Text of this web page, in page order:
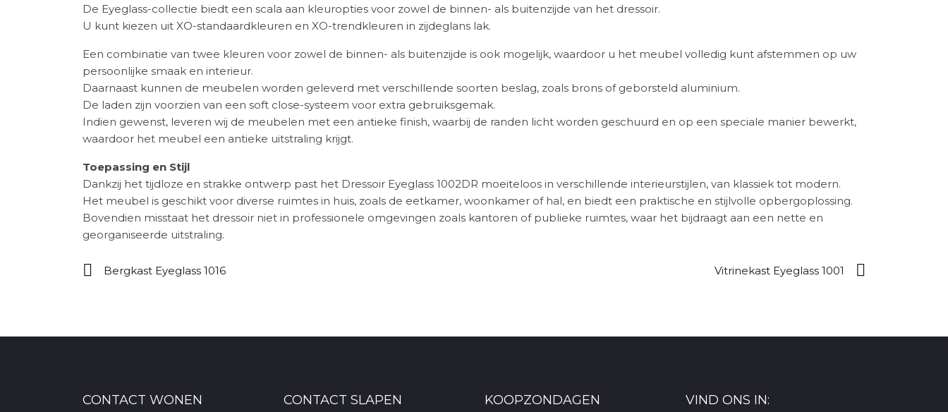
De Eyeglass-collectie biedt een scala aan kleuropties voor zowel de binnen- als buitenzijde van het dressoir.
U kunt kiezen uit XO-standaardkleuren en XO-trendkleuren in zijdeglans lak.
Een combinatie van twee kleuren voor zowel de binnen- als buitenzijde is ook mogelijk, waardoor u het meubel volledig kunt afstemmen op uw
persoonlijke smaak en interieur.
Daarnaast kunnen de meubelen worden geleverd met verschillende soorten beslag, zoals brons of geborsteld aluminium.
De laden zijn voorzien van een soft close-systeem voor extra gebruiksgemak.
Indien gewenst, leveren wij de meubelen met een antieke finish, waarbij de randen licht worden geschuurd en op een speciale manier bewerkt,
waardoor het meubel een antieke uitstraling krijgt.
Toepassing en Stijl
Dankzij het tijdloze en strakke ontwerp past het Dressoir Eyeglass 1002DR moeiteloos in verschillende interieurstijlen, van klassiek tot modern.
Het meubel is geschikt voor diverse ruimtes in huis, zoals de eetkamer, woonkamer of hal, en biedt een praktische en stijlvolle opbergoplossing.
Bovendien misstaat het dressoir niet in professionele omgevingen zoals kantoren of publieke ruimtes, waar het bijdraagt aan een nette en
georganiseerde uitstraling.
Bergkast Eyeglass 1016 Vitrinekast Eyeglass 1001
CONTACT WONEN CONTACT SLAPEN KOOPZONDAGEN VIND ONS IN: